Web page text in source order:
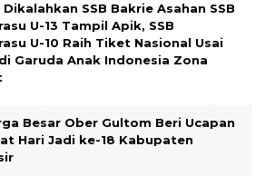
Dikalahkan SSB Bakrie Asahan SSB
U-13 Tampil Apik, SSB
U-10 Raih Tiket Nasional Usai
Garuda Anak Indonesia Zona
Besar Ober Gultom Beri Ucapan
Hari Jadi ke-18 Kabupaten